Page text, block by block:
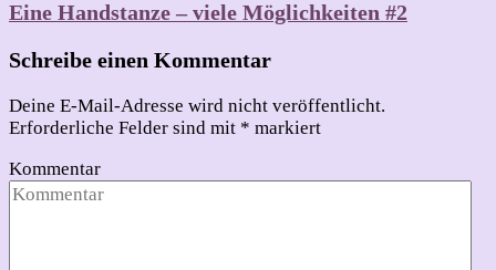
Eine Handstanze – viele Möglichkeiten #2
Schreibe einen Kommentar
Deine E-Mail-Adresse wird nicht veröffentlicht.
Erforderliche Felder sind mit * markiert
Kommentar